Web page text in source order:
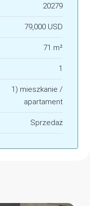
20279
79,000 USD
71 m²
1
1) mieszkanie /
apartament
Sprzedaż